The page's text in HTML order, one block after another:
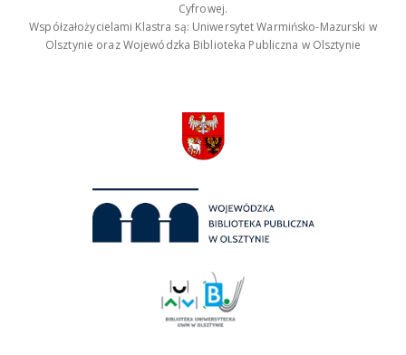
Cyfrowej.
Współzałożycielami Klastra są: Uniwersytet Warmińsko-Mazurski w
Olsztynie oraz Wojewódzka Biblioteka Publiczna w Olsztynie